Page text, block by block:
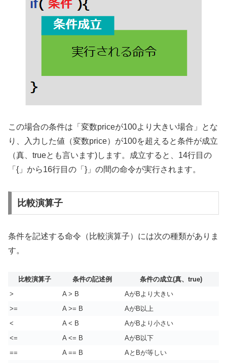
この場合の条件は「変数priceが100より大きい場合」とな
り、入力した値（変数price）が100を超えると条件が成立
（真、trueとも言います)します。成立すると、14行目の
「{」から16行目の「}」の間の命令が実行されます。
比較演算子
条件を記述する命令（比較演算子）には次の種類がありま
す。
比較演算子 条件の記述例
条件の成立(真、true)
>
A > B
AがBより大きい
>=
A >= B
AがB以上
<
A < B
AがBより小さい
<=
A <= B
AがB以下
==
A == B
AとBが等しい